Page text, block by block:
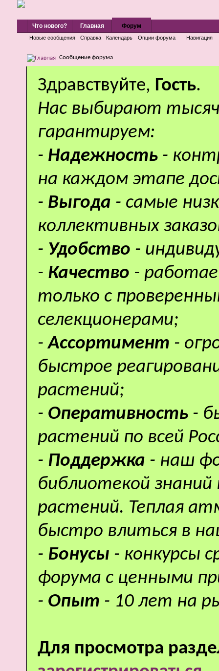
Что нового? Главная Форум
Новые сообщения Справка Календарь Опции форума Навигация
Сообщение форума
Здравствуйте, Гость.
Нас выбирают
гарантируем:
- Надежность -
на каждом этапе
- Выгода - самые
коллективных
- Удобство -
- Качество -
только с
селекционерами;
-Ассортимент -
быстрое
растений;
- Оперативность -
растений по всей
- Поддержка - наш
библиотекой
растений. Теплая
быстро влиться в
- Бонусы - конкурсы
форума с ценными
- Опыт - 10 лет на
Для просмотра